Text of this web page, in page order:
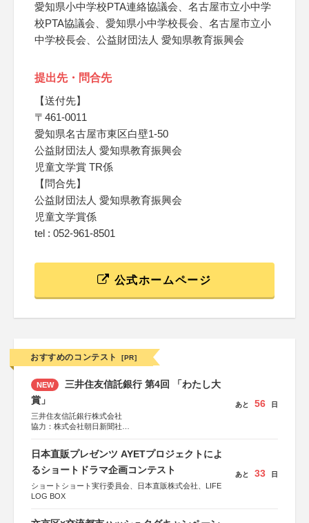
愛知県小中学校PTA連絡協議会、名古屋市立小中学
校PTA協議会、愛知県小中学校長会、名古屋市立小
中学校長会、公益財団法人 愛知県教育振興会
提出先・問合先
【送付先】
〒461-0011
愛知県名古屋市東区白壁1-50
公益財団法人 愛知県教育振興会
児童文学賞 TR係
【問合先】
公益財団法人 愛知県教育振興会
児童文学賞係
tel : 052-961-8501
公式ホームページ
おすすめのコンテスト [PR]
NEW
三井住友信託銀行 第4回 「わたし大
賞」
三井住友信託銀行株式会社
協力：株式会社朝日新聞社
あと 56 日
日本直販プレゼンツ AYETプロジェクトによ
るショートドラマ企画コンテスト
ショートショート実行委員会、日本直販株式会社、LIFE
LOG BOX
あと 33 日